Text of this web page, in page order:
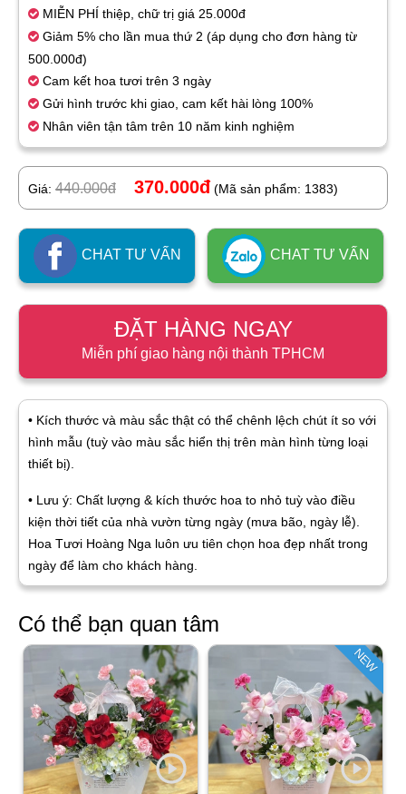
MIỄN PHÍ thiệp, chữ trị giá 25.000đ
Giảm 5% cho lần mua thứ 2 (áp dụng cho đơn hàng từ
500.000đ)
Cam kết hoa tươi trên 3 ngày
Gửi hình trước khi giao, cam kết hài lòng 100%
Nhân viên tận tâm trên 10 năm kinh nghiệm
Giá: 440.000đ 370.000đ (Mã sản phẩm: 1383)
CHAT TƯ VẤN CHAT TƯ VẤN
ĐẶT HÀNG NGAY
Miễn phí giao hàng nội thành TPHCM
• Kích thước và màu sắc thật có thể chênh lệch chút ít so với
hình mẫu (tuỳ vào màu sắc hiển thị trên màn hình từng loại
thiết bị).
• Lưu ý: Chất lượng & kích thước hoa to nhỏ tuỳ vào điều
kiện thời tiết của nhà vườn từng ngày (mưa bão, ngày lễ).
Hoa Tươi Hoàng Nga luôn ưu tiên chọn hoa đẹp nhất trong
ngày để làm cho khách hàng.
Có thể bạn quan tâm
NEW